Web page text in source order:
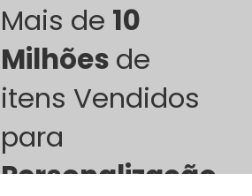
Mais de 10
Milhões de
itens Vendidos
para
Personalização.